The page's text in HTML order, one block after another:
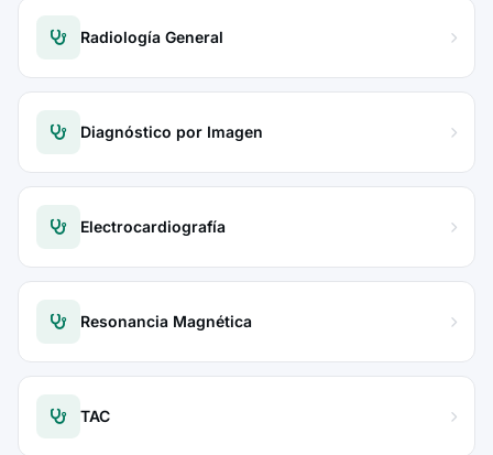
Radiología General
Diagnóstico por Imagen
Electrocardiografía
Resonancia Magnética
TAC